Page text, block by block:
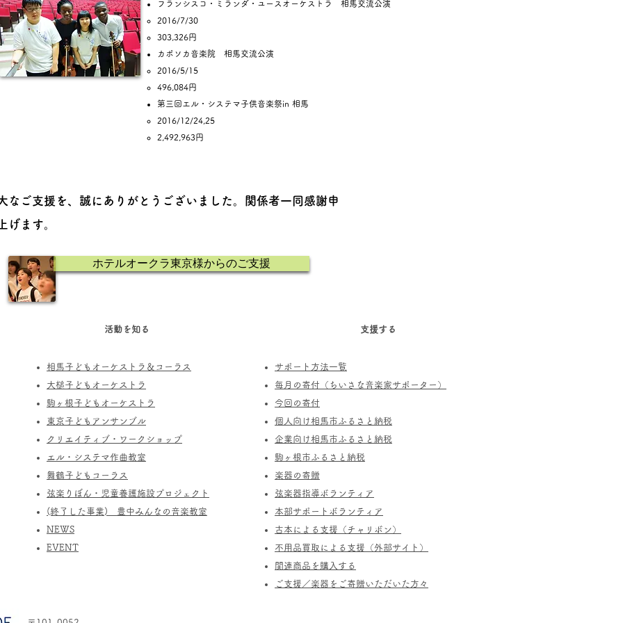
フランシスコ・ミランダ・ユースオーケストラ 相馬交流公演
2016/7/30
303,326円
カポソカ音楽院 相馬交流公演
2016/5/15
496,084円
第三回エル・システマ子供音楽祭in 相馬​​
2016/12/24,25​
2,492,963円
なご支援を、誠にありがとうございました。関係者一同感謝申
げます。
ホテルオークラ東京様からのご支援
活動を知る
相馬子どもオーケストラ＆コーラス
​大槌子どもオーケストラ
駒ヶ根子どもオーケストラ
​東京子どもアンサンブル
​クリエイティブ・ワークショップ
エル・システマ作曲教室
​舞鶴子どもコーラス
​​弦楽りぼん・児童養護施設プロジェクト
(終了した事業) ​豊中みんなの音楽教室
​NEWS
​EVENT
支援する
サポート方法一覧
​毎月の寄付（ちいさな音楽家サポーター）
今回の寄付
個人向け相馬市ふるさと納税
企業向け相馬市ふるさと納税
駒ヶ根市ふるさと納税
楽器の寄贈
​弦楽器指導ボランティア
​本部サポートボランティア
​古本による支援（チャリボン）
不用品買取による支援（外部サイト）
関連商品を購入する
​ご支援／楽器をご寄贈いただいた方々